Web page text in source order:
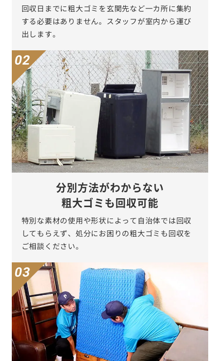
回収日までに粗大ゴミを玄関先など一カ所に集約
する必要はありません。スタッフが室内から運び
出します。
分別方法がわからない
粗大ゴミも回収可能
特別な素材の使用や形状によって自治体では回収
してもらえず、処分にお困りの粗大ゴミも回収を
ご相談ください。